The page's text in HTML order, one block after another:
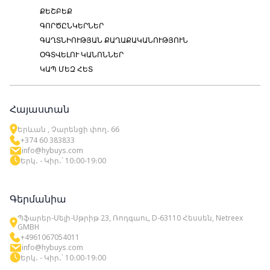
ՔԵՇԲԵՔ
ԳՈՐԾԸՆԿԵՐՆԵՐ
ԳԱՂՏՆԻՈՒԹՅԱՆ ՔԱՂԱՔԱԿԱՆՈՒԹՅՈՒՆ
ՕԳՏՎԵԼՈՒ ԿԱՆՈՆՆԵՐ
ԿԱՊ ՄԵԶ ՀԵՏ
Հայաստան
Երևան , Չարենցի փող․ 66
+374 60 383833
info@hybuys.com
Երկ․ - Կիր․՝ 10։00-19։00
Գերմանիա
Պֆարեր-Սելի-Սթրիթ 23, Ռոդգաու, D-63110 Հեսսեն, Netreex
GMBH
+4961067054011
info@hybuys.com
Երկ․ - Կիր․՝ 10։00-19։00